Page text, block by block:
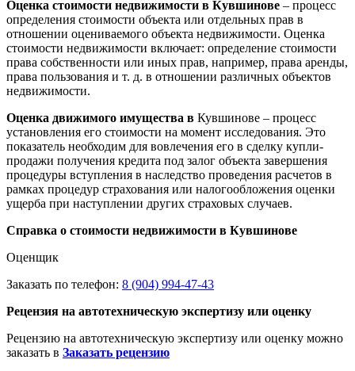
Оценка стоимости недвижимости в Кувшинове – процесс
определения стоимости объекта или отдельных прав в
отношении оцениваемого объекта недвижимости. Оценка
стоимости недвижимости включает: определение стоимости
права собственности или иных прав, например, права аренды,
права пользования и т. д. в отношении различных объектов
недвижимости.
Оценка движимого имущества в Кувшинове – процесс
установления его стоимости на момент исследования. Это
показатель необходим для вовлечения его в сделку купли-
продажи получения кредита под залог объекта завершения
процедуры вступления в наследство проведения расчетов в
рамках процедур страхования или налогообложения оценки
ущерба при наступлении других страховых случаев.
Справка о стоимости недвижимости в Кувшинове
Оценщик
Заказать по телефон: 8 (904) 994-47-43
Рецензия на автотехническую экспертизу или оценку
Рецензию на автотехническую экспертизу или оценку можно
заказать в Заказать рецензию